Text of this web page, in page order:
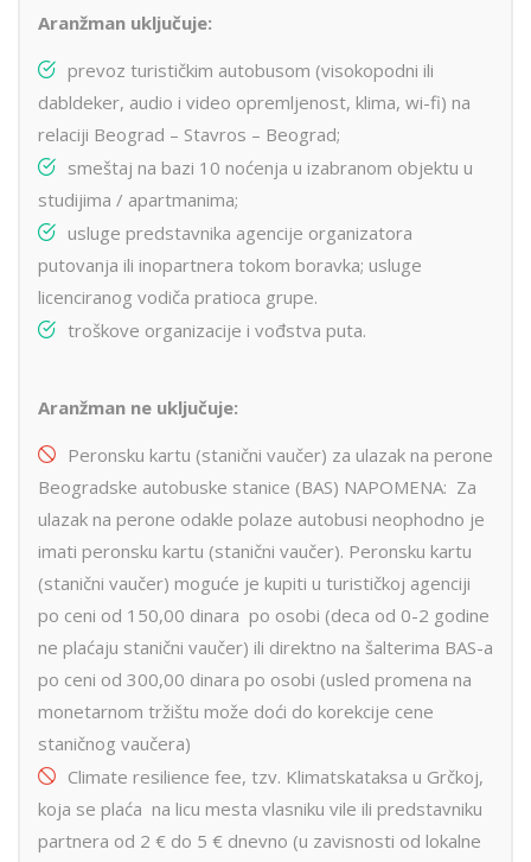
Aranžman uključuje:
prevoz turističkim autobusom (visokopodni ili
dabldeker, audio i video opremljenost, klima, wi-fi) na
relaciji Beograd – Stavros – Beograd;
smeštaj na bazi 10 noćenja u izabranom objektu u
studijima / apartmanima;
usluge predstavnika agencije organizatora
putovanja ili inopartnera tokom boravka; usluge
licenciranog vodiča pratioca grupe.
troškove organizacije i vođstva puta.
Aranžman ne uključuje:
Peronsku kartu (stanični vaučer) za ulazak na perone
Beogradske autobuske stanice (BAS) NAPOMENA: Za
ulazak na perone odakle polaze autobusi neophodno je
imati peronsku kartu (stanični vaučer). Peronsku kartu
(stanični vaučer) moguće je kupiti u turističkoj agenciji
po ceni od 150,00 dinara po osobi (deca od 0-2 godine
ne plaćaju stanični vaučer) ili direktno na šalterima BAS-a
po ceni od 300,00 dinara po osobi (usled promena na
monetarnom tržištu može doći do korekcije cene
staničnog vaučera)
Climate resilience fee, tzv. Klimatskataksa u Grčkoj,
koja se plaća na licu mesta vlasniku vile ili predstavniku
partnera od 2 € do 5 € dnevno (u zavisnosti od lokalne